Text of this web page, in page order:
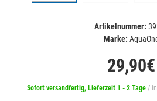
Artikelnummer:
Marke:
29,90€
Sofort versandfertig, Lieferzeit 1 - 2 Tage /